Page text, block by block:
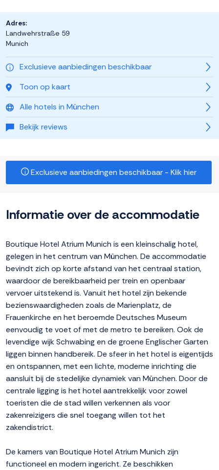
Exclusieve aanbiedingen beschikbaar
Toon op kaart
Alle hotels in München
Bekijk reviews
Adres:
Landwehrstraße 59
Munich
Exclusieve aanbiedingen beschikbaar - Klik hier
Informatie over de accommodatie
Boutique Hotel Atrium Munich is een kleinschalig hotel,
gelegen in het centrum van München. De accommodatie
bevindt zich op korte afstand van het centraal station,
waardoor de bereikbaarheid per trein en openbaar
vervoer uitstekend is. Vanuit het hotel zijn bekende
bezienswaardigheden zoals de Marienplatz, de
Frauenkirche en het beroemde Deutsches Museum
eenvoudig te voet of met de metro te bereiken. Ook de
levendige wijk Schwabing en de groene Englischer Garten
liggen binnen handbereik. De sfeer in het hotel is eigentijds
en ontspannen, met een lichte, moderne inrichting die
aansluit bij de stedelijke dynamiek van München. Door de
centrale ligging is het hotel aantrekkelijk voor zowel
toeristen die de stad willen verkennen als voor
zakenreizigers die snel toegang willen tot het
zakendistrict.
De kamers van Boutique Hotel Atrium Munich zijn
functioneel en modern ingericht. Ze beschikken